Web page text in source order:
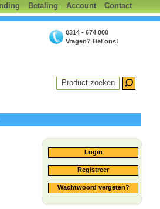
Betaling Account Contact
0314 - 674 000
Vragen? Bel ons!
Product zoeken
Login
Registreer
Wachtwoord vergeten?